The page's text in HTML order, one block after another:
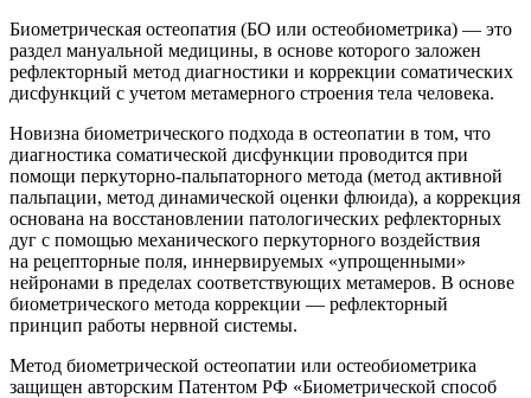
Биометрическая остеопатия (БО или остеобиометрика) — это
раздел мануальной медицины, в основе которого заложен
рефлекторный метод диагностики и коррекции соматических
дисфункций с учетом метамерного строения тела человека.
Новизна биометрического подхода в остеопатии в том, что
диагностика соматической дисфункции проводится при
помощи перкуторно-пальпаторного метода (метод активной
пальпации, метод динамической оценки флюида), а коррекция
основана на восстановлении патологических рефлекторных
дуг с помощью механического перкуторного воздействия
на рецепторные поля, иннервируемых «упрощенными»
нейронами в пределах соответствующих метамеров. В основе
биометрического метода коррекции — рефлекторный
принцип работы нервной системы.
Метод биометрической остеопатии или остеобиометрика
защищен авторским Патентом РФ «Биометрической способ